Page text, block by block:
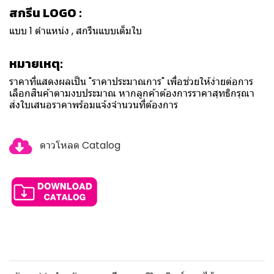
สกรีน LOGO :
แบบ 1 ตำแหน่ง , สกรีนแบบเต็มใบ
หมายเหตุ:
ราคาที่แสดงผลเป็น "ราคาประมาณการ" เพื่อช่วยให้ง่ายต่อการ
เลือกสินค้าตามงบประมาณ หากลูกค้าต้องการราคาสุทธิกรุณา
ส่งใบเสนอราคาพร้อมแจ้งจำนวนที่ต้องการ
ดาวโหลด Catalog